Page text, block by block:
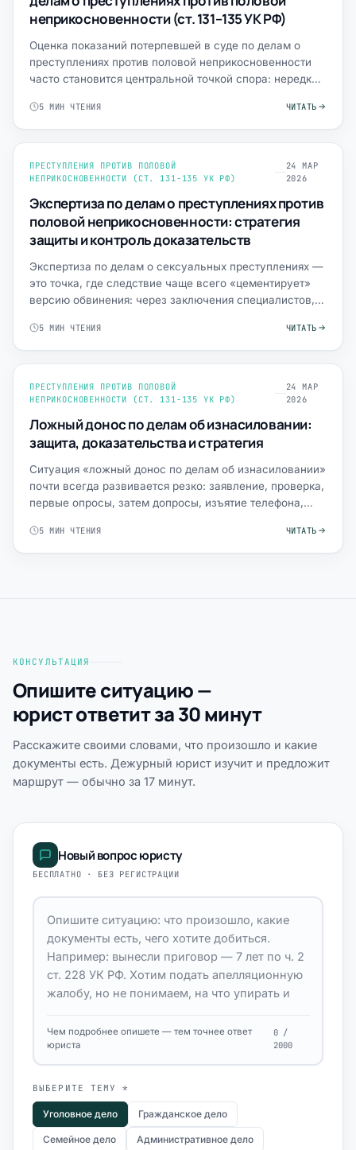
неприкосновенности (ст. 131–135 УК РФ)
Оценка показаний потерпевшей в суде по делам о
преступлениях против половой неприкосновенности
часто становится центральной точкой спора: нередко
5 МИН ЧТЕНИЯ ЧИТАТЬ
ПРЕСТУПЛЕНИЯ ПРОТИВ ПОЛОВОЙ
НЕПРИКОСНОВЕННОСТИ (СТ. 131-135 УК РФ)
24 МАР
2026
Экспертиза по делам о преступлениях против
половой неприкосновенности: стратегия
защиты и контроль доказательств
Экспертиза по делам о сексуальных преступлениях —
это точка, где следствие чаще всего «цементирует»
версию обвинения: через заключения специалистов,
5 МИН ЧТЕНИЯ ЧИТАТЬ
ПРЕСТУПЛЕНИЯ ПРОТИВ ПОЛОВОЙ
НЕПРИКОСНОВЕННОСТИ (СТ. 131-135 УК РФ)
24 МАР
2026
Ложный донос по делам об изнасиловании:
защита, доказательства и стратегия
Ситуация «ложный донос по делам об изнасиловании»
почти всегда развивается резко: заявление, проверка,
первые опросы, затем допросы, изъятие телефона,
5 МИН ЧТЕНИЯ ЧИТАТЬ
КОНСУЛЬТАЦИЯ
Опишите ситуацию —
юрист ответит за 30 минут
Расскажите своими словами, что произошло и какие
документы есть. Дежурный юрист изучит и предложит
маршрут — обычно за 17 минут.
Новый вопрос юристу
БЕСПЛАТНО · БЕЗ РЕГИСТРАЦИИ
Чем подробнее опишете — тем точнее ответ
юриста
0 /
2000
ВЫБЕРИТЕ ТЕМУ *
Уголовное дело Гражданское дело
Семейное дело Административное дело